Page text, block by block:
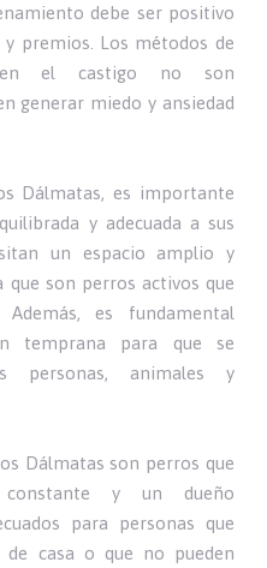
debe ser positivo
premios. Los métodos de
en el castigo no son
generar miedo y ansiedad
Dálmatas, es importante
y adecuada a sus
un espacio amplio y
que son perros activos que
es fundamental
temprana para que se
personas, animales y
Dálmatas son perros que
constante y un dueño
para personas que
casa o que no pueden